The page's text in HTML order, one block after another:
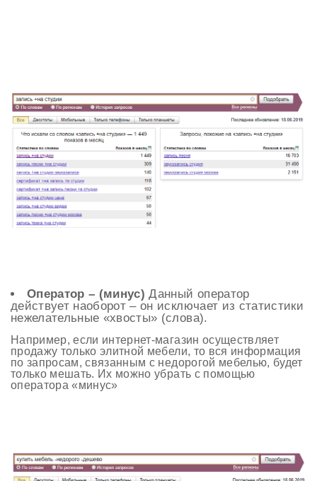
Оператор – (минус)Данный оператор
действует наоборот – он исключает из статистики
нежелательные «хвосты» (слова).
Например, если интернет-магазин осуществляет
продажу только элитной мебели, то вся информация
по запросам, связанным с недорогой мебелью, будет
только мешать. Их можно убрать с помощью
оператора «минус»